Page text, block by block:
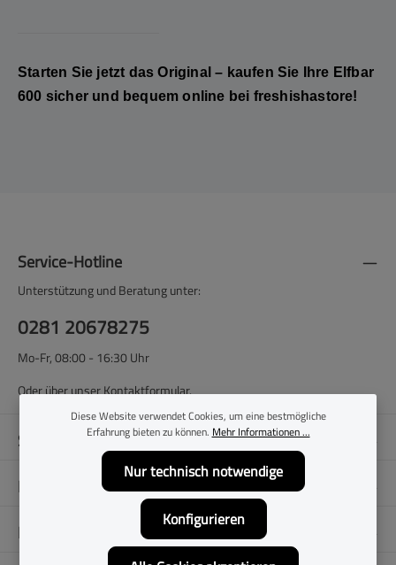
Starten Sie jetzt das Original – kaufen Sie Ihre Elfbar
600 sicher und bequem online bei freshishastore!
Service-Hotline
Unterstützung und Beratung unter:
0281 20678275
Mo-Fr, 08:00 - 16:30 Uhr
Oder über unserKontaktformular.
Shop-Service
Filialen
Folge uns
Diese Website verwendet Cookies, um eine bestmögliche
Erfahrung bieten zu können. Mehr Informationen ...
Nur technisch notwendige
Konfigurieren